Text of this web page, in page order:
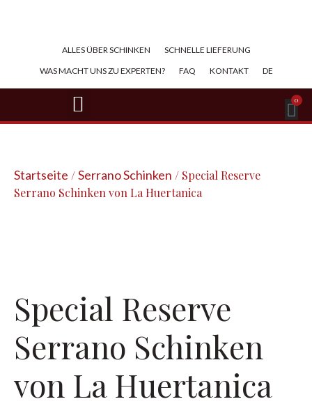
ALLES ÜBER SCHINKEN​
SCHNELLE LIEFERUNG
WAS MACHT UNS ZU EXPERTEN?
FAQ KONTAKT DE
0
Startseite /Serrano Schinken / Special Reserve
Serrano Schinken von La Huertanica
Special Reserve
Serrano Schinken
von La Huertanica